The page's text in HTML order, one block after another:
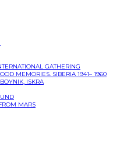
GATHERING
MEMORIES. SIBERIA 1941– 1960
ISKRA
MARS